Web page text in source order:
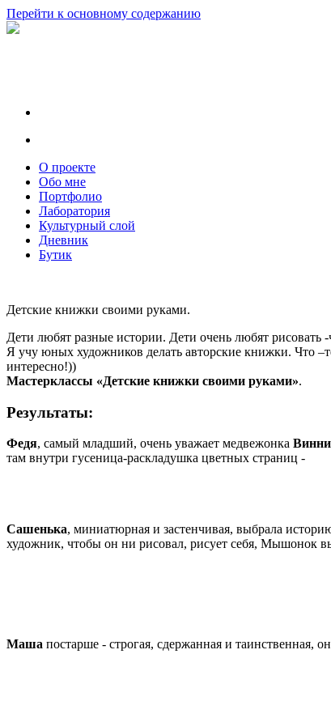
Перейти к основному содержанию
О проекте
Обо мне
Портфолио
Лаборатория
Культурный слой
Дневник
Бутик
Детские книжки своими руками.
Дети любят разные истории. Дети очень любят рисовать
Я учу юных художников делать авторские книжки. Что
интересно!))
Мастерклассы «Детские книжки своими руками».
Результаты:
Федя, самый младший, очень уважает медвежонка
там внутри гусеница-раскладушка цветных страниц -
Сашенька, миниатюрная и застенчивая, выбрала
художник, чтобы он ни рисовал, рисует себя, Мышонок
Маша постарше - строгая, сдержанная и